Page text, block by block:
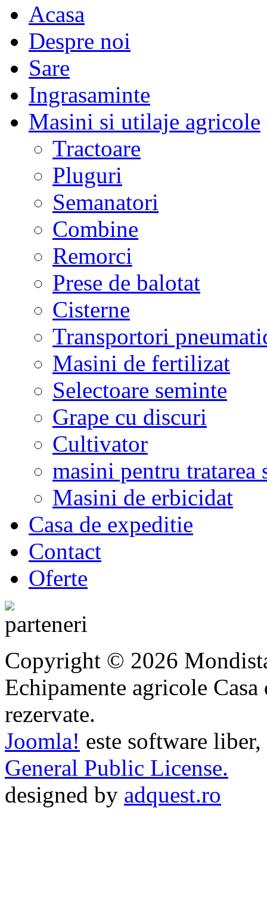
Acasa
Despre noi
Sare
Ingrasaminte
Masini si utilaje agricole
Tractoare
Pluguri
Semanatori
Combine
Remorci
Prese de balotat
Cisterne
Transportori
Masini de fertilizat
Selectoare seminte
Grape cu discuri
Cultivator
masini pentru tratarea
Masini de erbicidat
Casa de expeditie
Contact
Oferte
Copyright © 2026
Echipamente agricole
rezervate.
Joomla! este software
General Public License.
designed by adquest.ro